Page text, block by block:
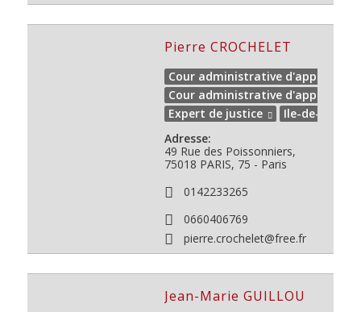
Pierre CROCHELET
Cour administrative d'appel de
Cour administrative d'appel de
Expert de justice
Ile-de-France
Adresse:
49 Rue des Poissonniers,
75018 PARIS, 75 - Paris
0142233265
0660406769
pierre.crochelet@free.fr
Jean-Marie GUILLOU